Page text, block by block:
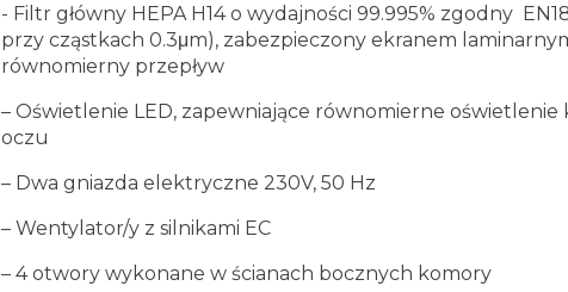
- Filtr główny HEPA H14 o wydajności 99.995% zgodny
przy cząstkach 0.3μm), zabezpieczony ekranem
równomierny przepływ
– Oświetlenie LED, zapewniające równomierne
oczu
– Dwa gniazda elektryczne 230V, 50 Hz
– Wentylator/y z silnikami EC
– 4 otwory wykonane w ścianach bocznych komory